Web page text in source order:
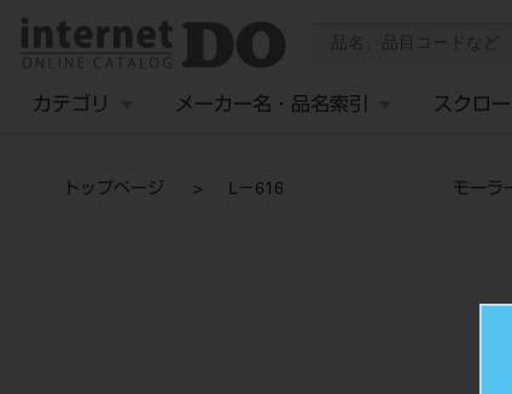
カテゴリ メーカー名・品名索引 スクロ
トップページ L－616 モーラーバ